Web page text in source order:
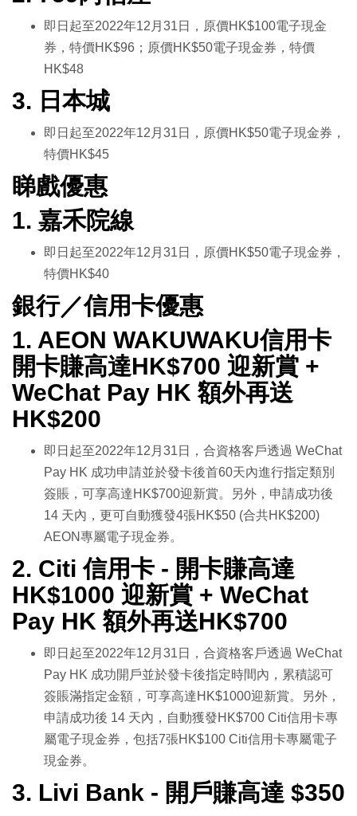
即日起至2022年12月31日，原價HK$100電子現金
券，特價HK$96；原價HK$50電子現金券，特價
HK$48
3. 日本城
即日起至2022年12月31日，原價HK$50電子現金券，
特價HK$45
睇戲優惠
1. 嘉禾院線
即日起至2022年12月31日，原價HK$50電子現金券，
特價HK$40
銀行／信用卡優惠
1. AEON WAKUWAKU信用卡
開卡賺高達HK$700 迎新賞 +
WeChat Pay HK 額外再送
HK$200
即日起至2022年12月31日，合資格客戶透過 WeChat
Pay HK 成功申請並於發卡後首60天內進行指定類別
簽賬，可享高達HK$700迎新賞。另外，申請成功後
14 天內，更可自動獲發4張HK$50 (合共HK$200)
AEON專屬電子現金券。
2. Citi 信用卡 - 開卡賺高達
HK$1000 迎新賞 + WeChat
Pay HK 額外再送HK$700
即日起至2022年12月31日，合資格客戶透過 WeChat
Pay HK 成功開戶並於發卡後指定時間內，累積認可
簽賬滿指定金額，可享高達HK$1000迎新賞。另外，
申請成功後 14 天內，自動獲發HK$700 Citi信用卡專
屬電子現金券，包括7張HK$100 Citi信用卡專屬電子
現金券。
3. Livi Bank - 開戶賺高達 $350